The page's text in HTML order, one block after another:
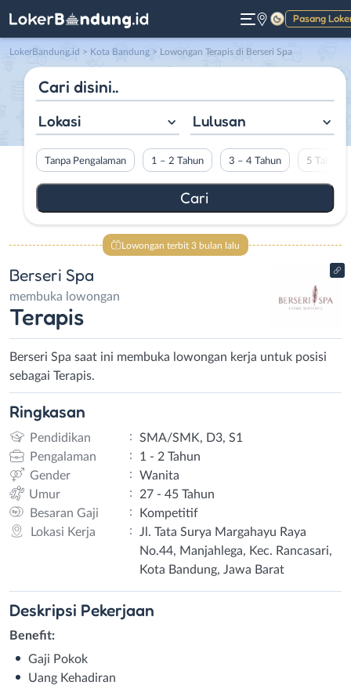
Pasang
Gelap
LokerBandung.id > Kota Bandung > Lowongan Terapis di Berseri Spa
Lokasi Lulusan
Tanpa Pengalaman 1 – 2 Tahun 3 – 4 Tahun 5 Tahun
Lowongan terbit 3 bulan lalu
Berseri Spa
membuka lowongan
Terapis
Berseri Spa saat ini membuka lowongan kerja untuk posisi
sebagai Terapis.
Ringkasan
Pendidikan :
SMA/SMK, D3, S1
Pengalaman
:
1 - 2 Tahun
Gender
:
Wanita
Umur
:
27 - 45 Tahun
Besaran Gaji
:
Kompetitif
Lokasi Kerja
:
Jl. Tata Surya Margahayu Raya
No.44, Manjahlega, Kec. Rancasari,
Kota Bandung, Jawa Barat
Deskripsi Pekerjaan
Benefit:
Gaji Pokok
Uang Kehadiran